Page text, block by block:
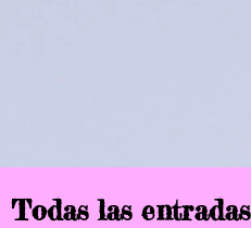
Todas las entradas